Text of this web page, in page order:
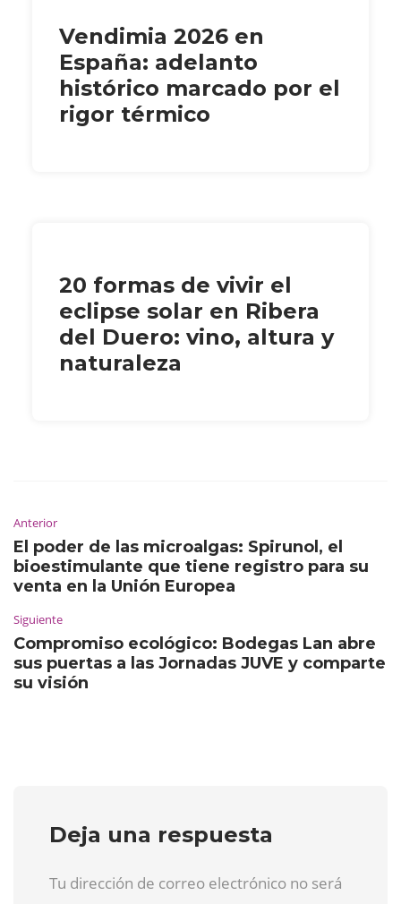
Vendimia 2026 en
España: adelanto
histórico marcado por el
rigor térmico
20 formas de vivir el
eclipse solar en Ribera
del Duero: vino, altura y
naturaleza
Anterior
El poder de las microalgas: Spirunol, el
bioestimulante que tiene registro para su
venta en la Unión Europea
Siguiente
Compromiso ecológico: Bodegas Lan abre
sus puertas a las Jornadas JUVE y comparte
su visión
Deja una respuesta
Tu dirección de correo electrónico no será